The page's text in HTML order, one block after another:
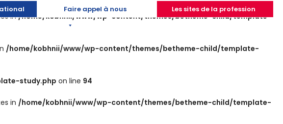
Faire appel à nous Les sites de la profession
in/home/kobhnii/www/wp-content/themes/betheme-child/template-
/home/kobhnii/www/wp-content/themes/betheme-child/template-
study.php on line 94
in /home/kobhnii/www/wp-content/themes/betheme-child/template-